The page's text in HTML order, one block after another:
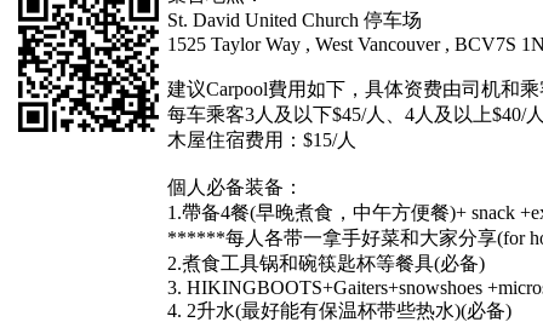
St. David United Church 停车场
1525 Taylor Way , West Vancouver , BCV7S
建议Carpool費用如下，具体资费由司机和
每车乘客3人及以下$45/人、4人及以上$40/
木屋住宿费用：$15/人
個人必备装备：
1.帶备4餐(早晚煮食，中午方便餐)+ snack
******每人各带一拿手好菜和大家分享(for
2.煮食工具锅和碗筷匙杯等餐具(必备)
3. HIKINGBOOTS+Gaiters+snowshoes
4. 2升水(最好能有保温杯带些热水)(必备)